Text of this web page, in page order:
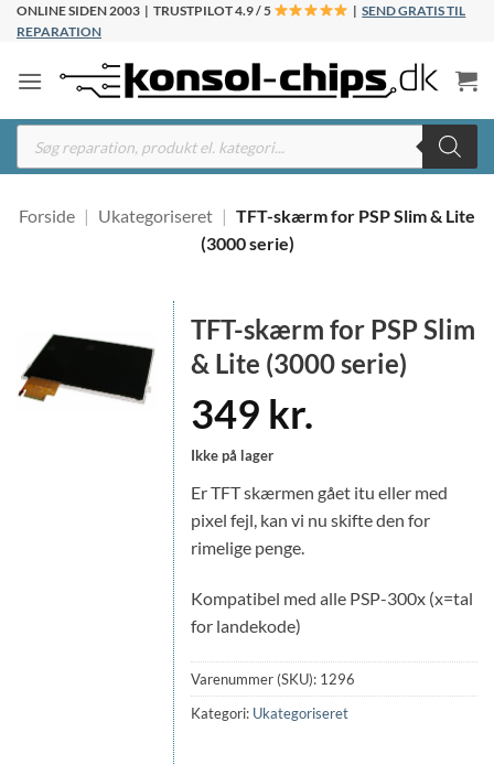
Fortsæt
ONLINE SIDEN 2003 | TRUSTPILOT 4.9 / 5 |SEND GRATIS TIL
REPARATION
Products
search
Forside | Ukategoriseret | TFT-skærm for PSP Slim & Lite
(3000 serie)
TFT-skærm for PSP Slim
& Lite (3000 serie)
349 kr.
Ikke på lager
Er TFT skærmen gået itu eller med
pixel fejl, kan vi nu skifte den for
rimelige penge.
Kompatibel med alle PSP-300x (x=tal
for landekode)
Varenummer (SKU): 1296
Kategori: Ukategoriseret